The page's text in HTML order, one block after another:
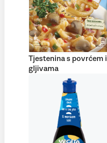
Tjestenina s povrćem i
gljivama